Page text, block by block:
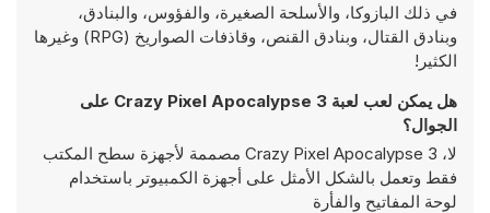
في ذلك البازوكا، والأسلحة الصغيرة، والفؤوس، والبنادق،
وبنادق القتال، وبنادق القنص، وقاذفات الصواريخ (RPG) وغيرها
الكثير!
هل يمكن لعب لعبة Crazy Pixel Apocalypse 3 على
الجوال؟
لا، Crazy Pixel Apocalypse 3 مصممة لأجهزة سطح المكتب
فقط وتعمل بالشكل الأمثل على أجهزة الكمبيوتر باستخدام
لوحة المفاتيح والفأرة